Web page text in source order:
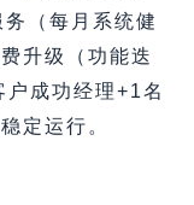
（每月系统健
升级（功能迭
成功经理+1名
定运行。